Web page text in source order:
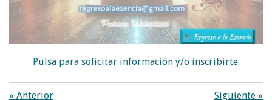
Pulsa para solicitar información y/o inscribirte.
« Anterior Siguiente »